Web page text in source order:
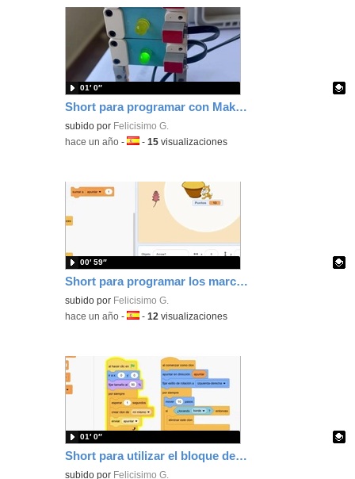
Short para programar con MakeCode un semáforo con aviso sonoro para tu placa microbit.
Contenido educativo.
subido por Felicisimo G.
01′ 0″
-hace un año -Idioma:
-15 visualizaciones
Short para programar los marcadores de un juego de 2 jugadores con Scratch.
Contenido educativo.
subido por Felicisimo G.
00′ 59″
-hace un año -Idioma:
-12 visualizaciones
Short para utilizar el bloque de crear clones de si mismo cuando programes con Scratch
Contenido educativo.
subido por Felicisimo G.
01′ 0″